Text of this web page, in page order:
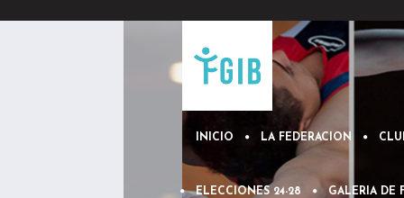
INICIO LA FEDERACION
ELECCIONES 24-28 GALERIA DE